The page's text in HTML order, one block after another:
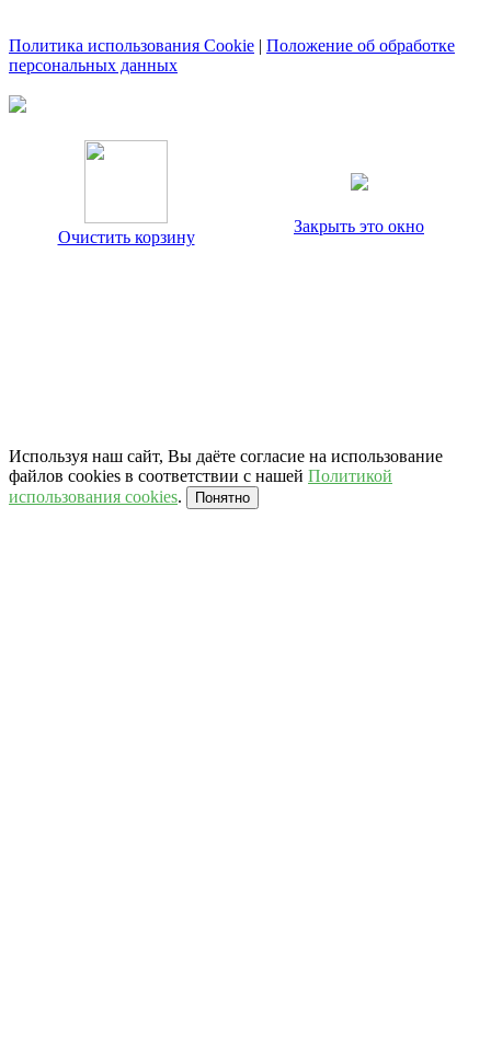
Политика использования Cookie | Положение об обработке
персональных данных
Очистить корзину
Закрыть это окно
Используя наш сайт, Вы даёте согласие на использование
файлов cookies в соответствии с нашей Политикой
использования cookies. Понятно